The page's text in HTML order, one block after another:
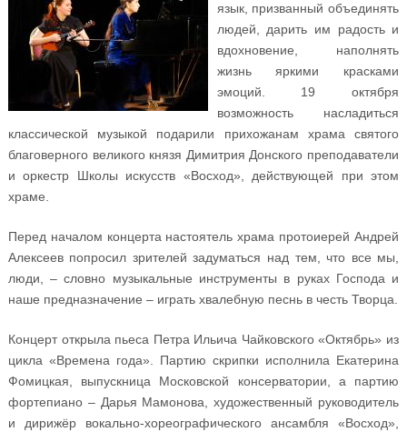
язык, призванный объединять
людей, дарить им радость и
вдохновение, наполнять
жизнь яркими красками
эмоций. 19 октября
возможность насладиться
классической музыкой подарили прихожанам храма святого
благоверного великого князя Димитрия Донского преподаватели
и оркестр Школы искусств «Восход», действующей при этом
храме.
Перед началом концерта настоятель храма протоиерей Андрей
Алексеев попросил зрителей задуматься над тем, что все мы,
люди, – словно музыкальные инструменты в руках Господа и
наше предназначение – играть хвалебную песнь в честь Творца.
Концерт открыла пьеса Петра Ильича Чайковского «Октябрь» из
цикла «Времена года». Партию скрипки исполнила Екатерина
Фомицкая, выпускница Московской консерватории, а партию
фортепиано – Дарья Мамонова, художественный руководитель
и дирижёр вокально-хореографического ансамбля «Восход»,